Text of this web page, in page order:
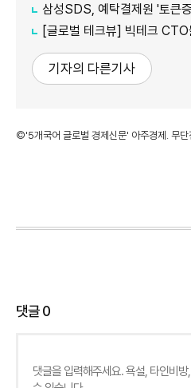
삼성SDS, 예탁결제원 '토큰
[글로벌 테크뷰] 빅테크 CTO들, 직함 떼고 엔
기자의 다른기사
©'5개국어 글로벌 경제신문' 아주경제. 무단
댓글0